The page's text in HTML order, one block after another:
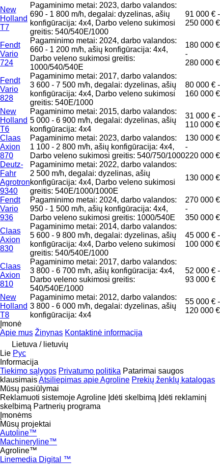
New
Holland
T7
Pagaminimo metai: 2023, darbo valandos:
690 - 1 800 m/h, degalai: dyzelinas, ašių
konfigūracija: 4x4, Darbo veleno sukimosi
greitis: 540/540E/1000
91 000 € -
250 000 €
Fendt
Vario
724
Pagaminimo metai: 2024, darbo valandos:
660 - 1 200 m/h, ašių konfigūracija: 4x4,
Darbo veleno sukimosi greitis:
1000/540/540E
180 000 €
-
280 000 €
Fendt
Vario
828
Pagaminimo metai: 2017, darbo valandos:
3 600 - 7 500 m/h, degalai: dyzelinas, ašių
konfigūracija: 4x4, Darbo veleno sukimosi
greitis: 540E/1000
80 000 € -
160 000 €
New
Holland
T6
Pagaminimo metai: 2015, darbo valandos:
5 000 - 6 900 m/h, degalai: dyzelinas, ašių
konfigūracija: 4x4
31 000 € -
110 000 €
Claas
Axion
870
Pagaminimo metai: 2023, darbo valandos:
1 100 - 2 800 m/h, ašių konfigūracija: 4x4,
Darbo veleno sukimosi greitis: 540/750/1000
130 000 €
-
220 000 €
Deutz-
Fahr
Agrotron
9340
Pagaminimo metai: 2022, darbo valandos:
2 500 m/h, degalai: dyzelinas, ašių
konfigūracija: 4x4, Darbo veleno sukimosi
greitis: 540E/1000/1000E
130 000 €
Fendt
Vario
936
Pagaminimo metai: 2024, darbo valandos:
950 - 1 500 m/h, ašių konfigūracija: 4x4,
Darbo veleno sukimosi greitis: 1000/540E
270 000 €
-
350 000 €
Claas
Axion
830
Pagaminimo metai: 2014, darbo valandos:
5 600 - 9 800 m/h, degalai: dyzelinas, ašių
konfigūracija: 4x4, Darbo veleno sukimosi
greitis: 540/540E/1000
45 000 € -
100 000 €
Claas
Axion
810
Pagaminimo metai: 2017, darbo valandos:
3 800 - 6 700 m/h, ašių konfigūracija: 4x4,
Darbo veleno sukimosi greitis:
540/540E/1000
52 000 € -
93 000 €
New
Holland
T8
Pagaminimo metai: 2012, darbo valandos:
3 800 - 6 000 m/h, degalai: dyzelinas, ašių
konfigūracija: 4x4
55 000 € -
120 000 €
Įmonė
Apie mus Žinynas Kontaktinė informacija
Lietuva / lietuvių
Lie Рус
Informacija
Tiekimo sąlygos Privatumo politika Patarimai saugos
klausimaisAtsiliepimas apie Agroline Prekių ženklų katalogas
Mūsų pasiūlymai
Reklamuoti sistemoje Agroline Įdėti skelbimą Įdėti reklaminį
skelbimą Partnerių programa
Įmonėms
Mūsų projektai
Autoline™
Machineryline™
Agroline™
Linemedia Digital ™